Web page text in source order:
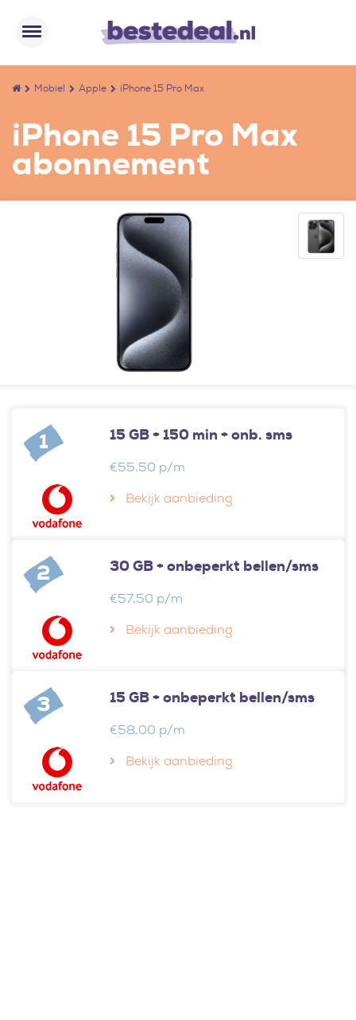
Mobiel Apple iPhone 15 Pro Max
iPhone 15 Pro Max
abonnement
1 15 GB + 150 min + onb. sms
€55,50 p/m
Bekijk aanbieding
2 30 GB + onbeperkt bellen/sms
€57,50 p/m
Bekijk aanbieding
3 15 GB + onbeperkt bellen/sms
€58,00 p/m
Bekijk aanbieding